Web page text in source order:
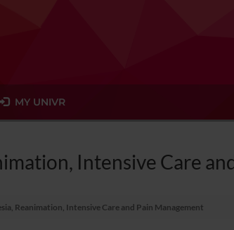
MY UNIVR
Intensive Care
Reanimation, Intensive Care and Pain Management